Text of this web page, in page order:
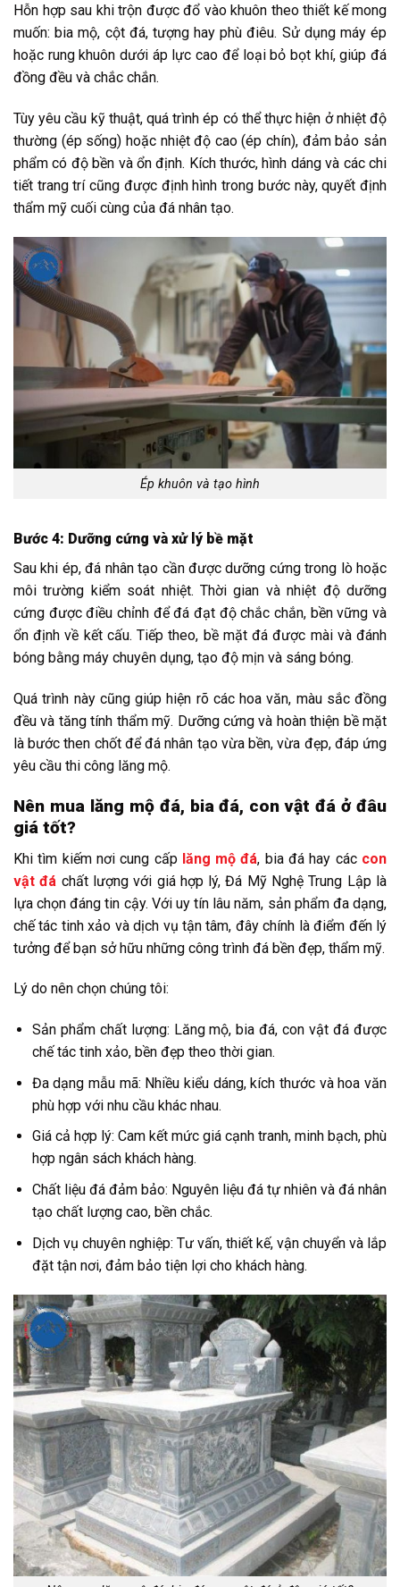
Hỗn hợp sau khi trộn được đổ vào khuôn theo thiết kế mong
muốn: bia mộ, cột đá, tượng hay phù điêu. Sử dụng máy ép
hoặc rung khuôn dưới áp lực cao để loại bỏ bọt khí, giúp đá
đồng đều và chắc chắn.
Tùy yêu cầu kỹ thuật, quá trình ép có thể thực hiện ở nhiệt độ
thường (ép sống) hoặc nhiệt độ cao (ép chín), đảm bảo sản
phẩm có độ bền và ổn định. Kích thước, hình dáng và các chi
tiết trang trí cũng được định hình trong bước này, quyết định
thẩm mỹ cuối cùng của đá nhân tạo.
Ép khuôn và tạo hình
Bước 4: Dưỡng cứng và xử lý bề mặt
Sau khi ép, đá nhân tạo cần được dưỡng cứng trong lò hoặc
môi trường kiểm soát nhiệt. Thời gian và nhiệt độ dưỡng
cứng được điều chỉnh để đá đạt độ chắc chắn, bền vững và
ổn định về kết cấu. Tiếp theo, bề mặt đá được mài và đánh
bóng bằng máy chuyên dụng, tạo độ mịn và sáng bóng.
Quá trình này cũng giúp hiện rõ các hoa văn, màu sắc đồng
đều và tăng tính thẩm mỹ. Dưỡng cứng và hoàn thiện bề mặt
là bước then chốt để đá nhân tạo vừa bền, vừa đẹp, đáp ứng
yêu cầu thi công lăng mộ.
Nên mua lăng mộ đá, bia đá, con vật đá ở đâu
giá tốt?
Khi tìm kiếm nơi cung cấp lăng mộ đá, bia đá hay các con
vật đá chất lượng với giá hợp lý, Đá Mỹ Nghệ Trung Lập là
lựa chọn đáng tin cậy. Với uy tín lâu năm, sản phẩm đa dạng,
chế tác tinh xảo và dịch vụ tận tâm, đây chính là điểm đến lý
tưởng để bạn sở hữu những công trình đá bền đẹp, thẩm mỹ.
Lý do nên chọn chúng tôi:
Sản phẩm chất lượng: Lăng mộ, bia đá, con vật đá được
chế tác tinh xảo, bền đẹp theo thời gian.
Đa dạng mẫu mã: Nhiều kiểu dáng, kích thước và hoa văn
phù hợp với nhu cầu khác nhau.
Giá cả hợp lý: Cam kết mức giá cạnh tranh, minh bạch, phù
hợp ngân sách khách hàng.
Chất liệu đá đảm bảo: Nguyên liệu đá tự nhiên và đá nhân
tạo chất lượng cao, bền chắc.
Dịch vụ chuyên nghiệp: Tư vấn, thiết kế, vận chuyển và lắp
đặt tận nơi, đảm bảo tiện lợi cho khách hàng.